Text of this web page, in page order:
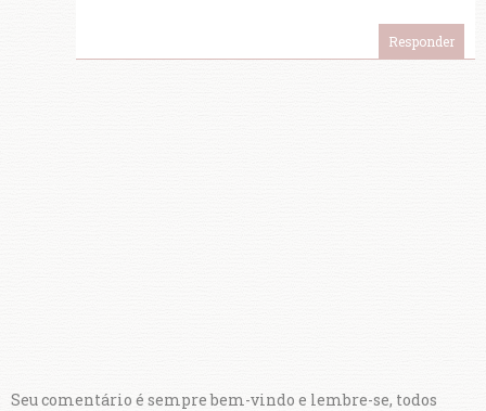
Responder
Seu comentário é sempre bem-vindo e lembre-se, todos